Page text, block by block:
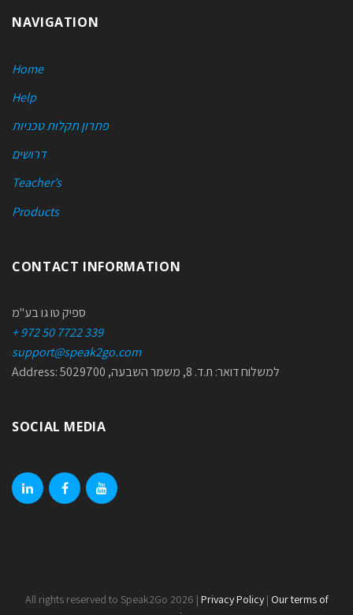
NAVIGATION
Home
Help
פתרון תקלות טכניות
דרושים
Teacher’s
Products
CONTACT INFORMATION
ספיק טו גו בע"מ
+ 972 50 7722 339
support@speak2go.com
Address: למשלוח דואר: ת.ד. 8, משמר השבעה, 5029700
SOCIAL MEDIA
All rights reserved to Speak2Go 2026 | Privacy Policy| Our terms of